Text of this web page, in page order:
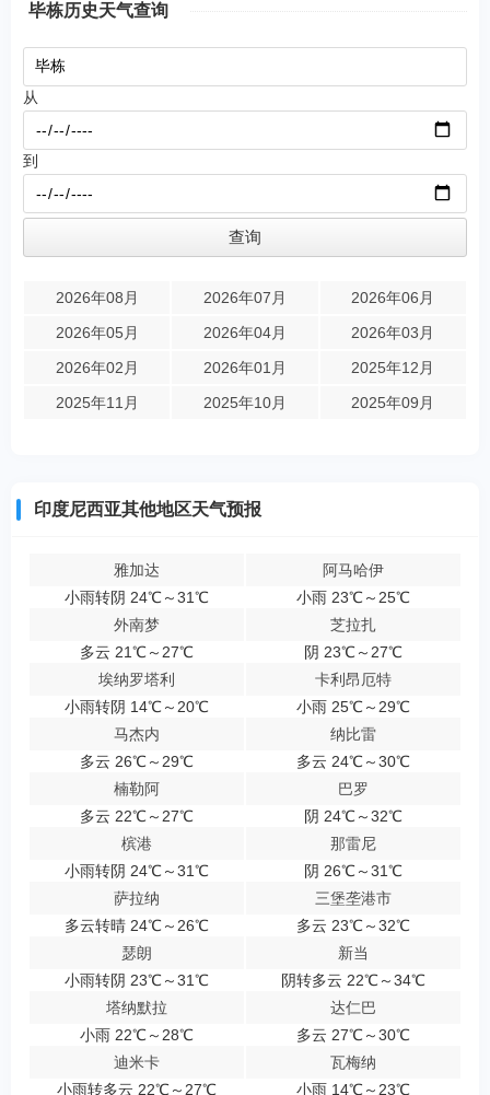
毕栋历史天气查询
从
到
2026年08月 2026年07月
2026年06月
2026年05月
2026年04月
2026年03月
2026年02月
2026年01月
2025年12月
2025年11月
2025年10月 2025年09月
印度尼西亚其他地区天气预报
雅加达
小雨转阴 24℃～31℃
阿马哈伊
小雨 23℃～25℃
外南梦
多云 21℃～27℃
芝拉扎
阴 23℃～27℃
埃纳罗塔利
小雨转阴 14℃～20℃
卡利昂厄特
小雨 25℃～29℃
马杰内
多云 26℃～29℃
纳比雷
多云 24℃～30℃
楠勒阿
多云 22℃～27℃
巴罗
阴 24℃～32℃
槟港
小雨转阴 24℃～31℃
那雷尼
阴 26℃～31℃
萨拉纳
多云转晴 24℃～26℃
三堡垄港市
多云 23℃～32℃
瑟朗
小雨转阴 23℃～31℃
新当
阴转多云 22℃～34℃
塔纳默拉
小雨 22℃～28℃
达仁巴
多云 27℃～30℃
迪米卡
小雨转多云 22℃～27℃
瓦梅纳
小雨 14℃～23℃